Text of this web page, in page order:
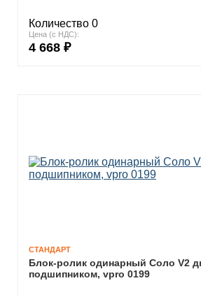
Количество 0
Цена (с НДС):
4 668 ₽
СТАНДАРТ
Блок-ролик одинарный Соло V2
подшипником, vpro 0199